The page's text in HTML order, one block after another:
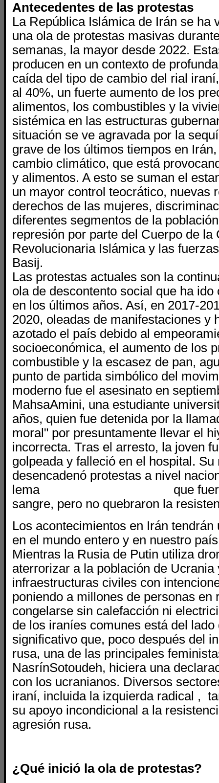
Antecedentes de las protestas
La República Islámica de Irán se ha
una ola de protestas masivas
semanas, la mayor desde 2022.
producen en un contexto de
caída del tipo de cambio del rial
al 40%, un fuerte aumento de los
alimentos, los combustibles y la
sistémica en las estructuras
situación se ve agravada por la
grave de los últimos tiempos en
cambio climático, que está
y alimentos. A esto se suman el
un mayor control teocrático, nuevas
derechos de las mujeres,
diferentes segmentos de la
represión por parte del Cuerpo de la
Revolucionaria Islámica y las
Basij.
Las protestas actuales son la
ola de descontento social que ha ido
en los últimos años. Así, en 2017-
2020, oleadas de manifestaciones y
azotado el país debido al
socioeconómica, el aumento de los
combustible y la escasez de pan,
punto de partida simbólico del
moderno fue el asesinato en
MahsaAmini, una estudiante
años, quien fue detenida por la
moral" por presuntamente llevar el
incorrecta. Tras el arresto, la joven
golpeada y falleció en el hospital. Su
desencadenó protestas a nivel
lema
que
sangre, pero no quebraron la
Los acontecimientos en Irán tendrán
en el mundo entero y en nuestro
Mientras la Rusia de Putin utiliza
aterrorizar a la población de Ucrania
infraestructuras civiles con
poniendo a millones de personas en
congelarse sin calefacción ni
de los iraníes comunes está del
significativo que, poco después del
rusa, una de las principales
NasrínSotoudeh, hiciera una
con los ucranianos. Diversos
iraní, incluida la izquierda radical ,
su apoyo incondicional a la
agresión rusa.
¿Qué inició la ola de protestas?